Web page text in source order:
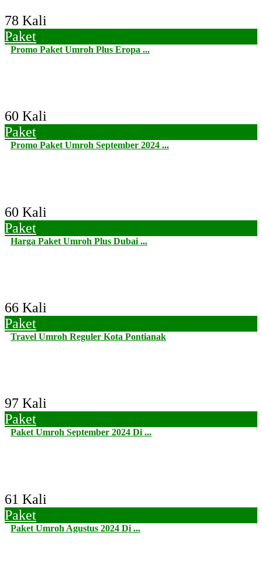
78 Kali
Paket
Promo Paket Umroh Plus Eropa ...
60 Kali
Paket
Promo Paket Umroh September 2024 ...
60 Kali
Paket
Harga Paket Umroh Plus Dubai ...
66 Kali
Paket
Travel Umroh Reguler Kota Pontianak
97 Kali
Paket
Paket Umroh September 2024 Di ...
61 Kali
Paket
Paket Umroh Agustus 2024 Di ...